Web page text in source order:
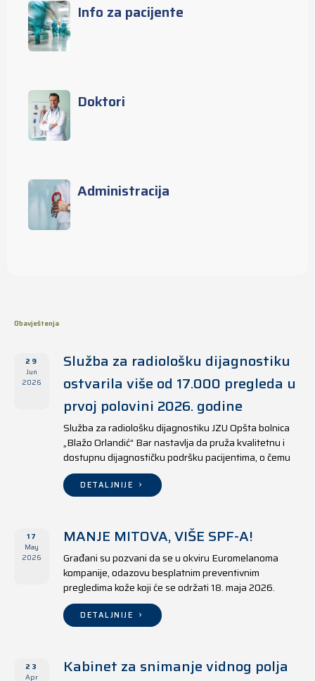
Info za pacijente
Doktori
Administracija
Obavještenja
29
Jun
2026
Služba za radiološku dijagnostiku
ostvarila više od 17.000 pregleda u
prvoj polovini 2026. godine
Služba za radiološku dijagnostiku JZU Opšta bolnica
„Blažo Orlandić“ Bar nastavlja da pruža kvalitetnu i
dostupnu dijagnostičku podršku pacijentima, o čemu
svjedoče i rezultati ostvareni u periodu od 1. januara
do 17. juna 2026. godine.
DETALJNIJE
17
May
2026
MANJE MITOVA, VIŠE SPF-A!
Građani su pozvani da se u okviru Euromelanoma
kompanije, odazovu besplatnim preventivnim
pregledima kože koji će se održati 18. maja 2026.
godine u jedanaest opština širom Crne Gore, kako u
državnim tako i u privatnim zdravstvenim ustanovama.
DETALJNIJE
23
Apr
Kabinet za snimanje vidnog polja